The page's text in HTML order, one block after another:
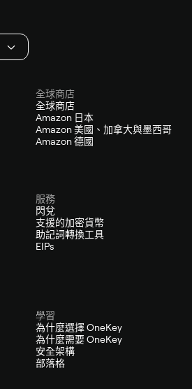
全球商店
全球商店
Amazon 日本
Amazon 美國、加拿大與墨西哥
Amazon 德國
服務
閃兌
支援的加密貨幣
助記詞轉換工具
EIPs
學習
為什麼選擇 OneKey
為什麼需要 OneKey
安全架構
部落格